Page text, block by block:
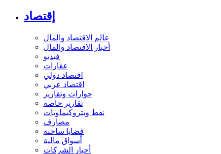
إقتصاد
عالم الاقتصاد والمال
أخبار الاقتصاد والمال
فيديو
عقارات
اقتصاد دولي
اقتصاد عربي
حوارات وتقارير
تقارير خاصة
نفط وبتروكيماويات
مصارف
قضايا ساخنة
أسواق مالية
أخبار الشركات